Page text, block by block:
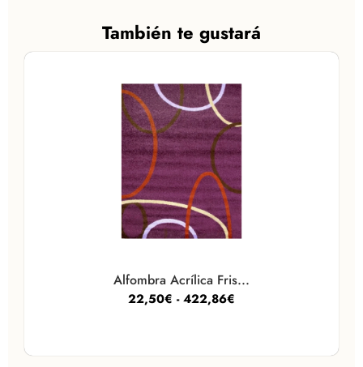
También te gustará
Alfombra Acrílica Fris...
22,50€ - 422,86€